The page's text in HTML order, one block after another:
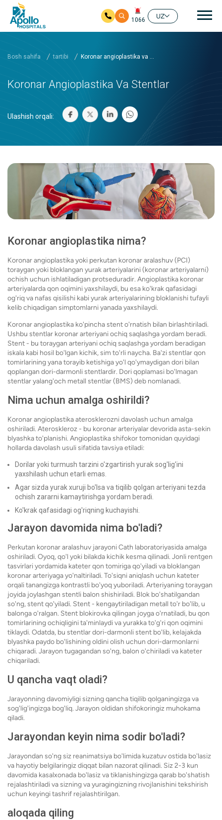
1066
UZ
Bosh sahifa tartibi Koronar angioplastika va ...
Koronar Angioplastika Va Stentlar
Ulashish orqali:
Koronar angioplastika nima?
Koronar angioplastika yoki perkutan koronar aralashuv (PCI)
toraygan yoki bloklangan yurak arteriyalarini (koronar arteriyalarni)
ochish uchun ishlatiladigan protseduradir. Angioplastika koronar
arteriyalarda qon oqimini yaxshilaydi, bu esa ko'krak qafasidagi
og'riq va nafas qisilishi kabi yurak arteriyalarining bloklanishi tufayli
kelib chiqadigan simptomlarni yanada yaxshilaydi.
Koronar angioplastika ko'pincha stent o'rnatish bilan birlashtiriladi.
Ushbu stentlar koronar arteriyani ochiq saqlashga yordam beradi.
Stent - bu toraygan arteriyani ochiq saqlashga yordam beradigan
iskala kabi hosil bo'lgan kichik, sim to'rli naycha. Ba'zi stentlar qon
tomirlarining yana torayib ketishiga yo'l qo'ymaydigan dori bilan
qoplangan dori-darmonli stentlardir. Dori qoplamasi bo'lmagan
stentlar yalang'och metall stentlar (BMS) deb nomlanadi.
Nima uchun amalga oshirildi?
Koronar angioplastika aterosklerozni davolash uchun amalga
oshiriladi. Ateroskleroz - bu koronar arteriyalar devorida asta-sekin
blyashka to'planishi. Angioplastika shifokor tomonidan quyidagi
hollarda davolash usuli sifatida tavsiya etiladi:
Dorilar yoki turmush tarzini o'zgartirish yurak sog'lig'ini
yaxshilash uchun etarli emas.
Agar sizda yurak xuruji bo'lsa va tiqilib qolgan arteriyani tezda
ochish zararni kamaytirishga yordam beradi.
Ko'krak qafasidagi og'riqning kuchayishi.
Jarayon davomida nima bo'ladi?
Perkutan koronar aralashuv jarayoni Cath laboratoriyasida amalga
oshiriladi. Oyoq, qo'l yoki bilakda kichik kesma qilinadi. Jonli rentgen
tasvirlari yordamida kateter qon tomiriga qo'yiladi va bloklangan
koronar arteriyaga yo'naltiriladi. To'siqni aniqlash uchun kateter
orqali tanangizga kontrastli bo'yoq yuboriladi. Arteriyaning toraygan
joyida joylashgan stentli balon shishiriladi. Blok bo'shatilgandan
so'ng, stent qo'yiladi. Stent - kengaytiriladigan metall to'r bo'lib, u
balonga o'ralgan. Stent blokirovka qilingan joyga o'rnatiladi, bu qon
tomirlarining ochiqligini ta'minlaydi va yurakka to'g'ri qon oqimini
tiklaydi. Odatda, bu stentlar dori-darmonli stent bo'lib, kelajakda
blyashka paydo bo'lishining oldini olish uchun dori-darmonlarni
chiqaradi. Jarayon tugagandan so'ng, balon o'chiriladi va kateter
chiqariladi.
U qancha vaqt oladi?
Jarayonning davomiyligi sizning qancha tiqilib qolganingizga va
sog'lig'ingizga bog'liq. Jarayon oldidan shifokoringiz muhokama
qiladi.
Jarayondan keyin nima sodir bo'ladi?
Jarayondan so'ng siz reanimatsiya bo'limida kuzatuv ostida bo'lasiz
va hayotiy belgilaringiz diqqat bilan nazorat qilinadi. Siz 2-3 kun
davomida kasalxonada bo'lasiz va tiklanishingizga qarab bo'shatish
rejalashtiriladi va sizning va yuragingizning rivojlanishini tekshirish
uchun keyingi tashrif rejalashtirilgan.
aloqada qiling